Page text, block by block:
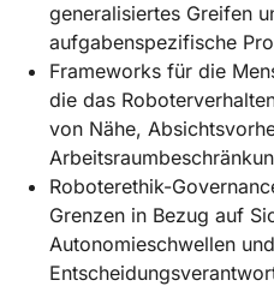
generalisiertes Greifen
aufgabenspezifische
Frameworks für die
die das
von Nähe,
Roboterethik-
Grenzen in Bezug auf
Autonomieschwellen und